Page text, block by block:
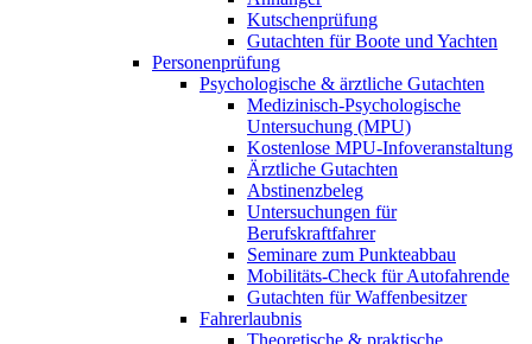
Kutschenprüfung
Gutachten für Boote und Yachten
Personenprüfung
Psychologische & ärztliche Gutachten
Medizinisch-Psychologische
Untersuchung (MPU)
Kostenlose MPU-Infoveranstaltung
Ärztliche Gutachten
Abstinenzbeleg
Untersuchungen für
Berufskraftfahrer
Seminare zum Punkteabbau
Mobilitäts-Check für Autofahrende
Gutachten für Waffenbesitzer
Fahrerlaubnis
Theoretische & praktische